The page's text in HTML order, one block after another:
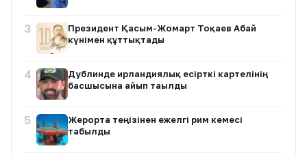
3
Президент Қасым-Жомарт Тоқаев Абай
күнімен құттықтады
4
Дублинде ирландиялық есірткі картелінің
басшысына айып тағылды
5
Жерорта теңізінен ежелгі рим кемесі
табылды